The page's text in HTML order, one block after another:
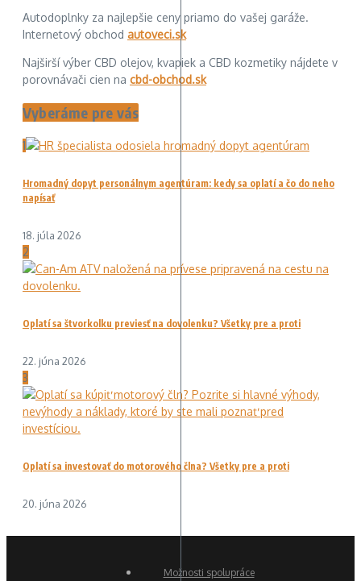
Autodoplnky za najlepšie ceny priamo do vašej garáže.
Internetový obchod autoveci.sk
Najširší výber CBD olejov, kvapiek a CBD kozmetiky nájdete v
porovnávači cien na cbd-obchod.sk
Vyberáme pre vás
1
Hromadný dopyt personálnym agentúram: kedy sa oplatí a čo do neho
napísať
18. júla 2026
2
Oplatí sa štvorkolku previesť na dovolenku? Všetky pre a proti
22. júna 2026
3
Oplatí sa investovať do motorového člna? Všetky pre a proti
20. júna 2026
Možnosti spolupráce